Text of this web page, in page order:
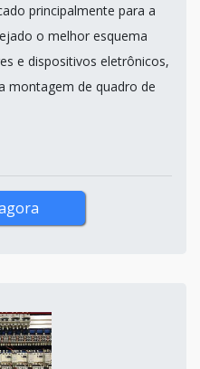
principalmente para a
o melhor esquema
e dispositivos eletrônicos,
montagem de quadro de